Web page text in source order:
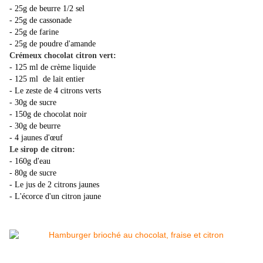
- 25g de beurre 1/2 sel
- 25g de cassonade
- 25g de farine
- 25g de poudre d'amande
Crémeux chocolat citron vert:
- 125 ml de crème liquide
- 125 ml de lait entier
- Le zeste de 4 citrons verts
- 30g de sucre
- 150g de chocolat noir
- 30g de beurre
- 4 jaunes d'œuf
Le sirop de citron:
- 160g d'eau
- 80g de sucre
- Le jus de 2 citrons jaunes
- L'écorce d'un citron jaune